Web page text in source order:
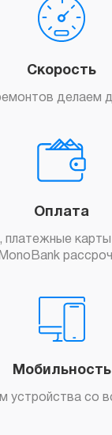
Скорость
делаем
Оплата
платежные карты
MonoBank
Мобильность
устройства со